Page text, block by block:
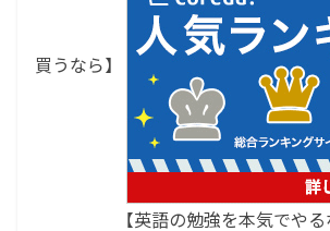
買うなら】
【英語の勉強を本気でやる